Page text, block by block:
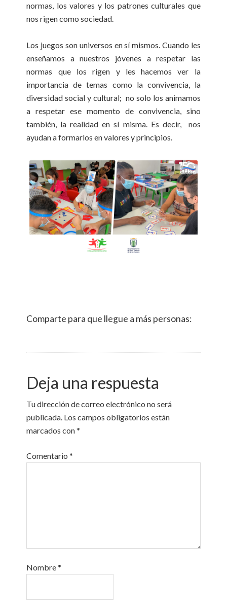
normas, los valores y los patrones culturales que
nos rigen como sociedad.
Los juegos son universos en sí mismos. Cuando les
enseñamos a nuestros jóvenes a respetar las
normas que los rigen y les hacemos ver la
importancia de temas como la convivencia, la
diversidad social y cultural; no solo los animamos
a respetar ese momento de convivencia, sino
también, la realidad en sí misma. Es decir, nos
ayudan a formarlos en valores y principios.
Comparte para que llegue a más personas:
Deja una respuesta
Tu dirección de correo electrónico no será
publicada. Los campos obligatorios están
marcados con*
Comentario*
Nombre*